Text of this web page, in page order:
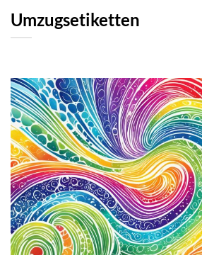
Umzugsetiketten